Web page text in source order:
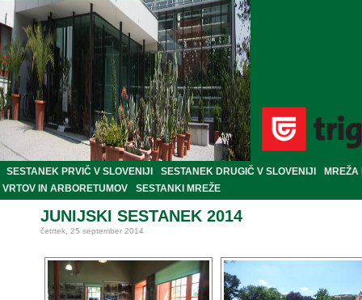
SESTANEK PRVIČ V SLOVENIJI SESTANEK DRUGIČ V SLOVENIJI
MREŽA
VRTOV IN ARBORETUMOV
SESTANKI MREŽE
JUNIJSKI SESTANEK 2014
četrtek, 25 september 2014